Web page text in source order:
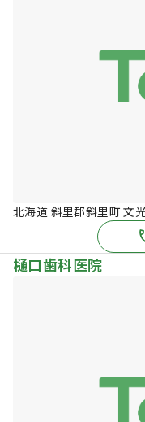
北海道 斜里郡斜里町 文
樋口歯科医院